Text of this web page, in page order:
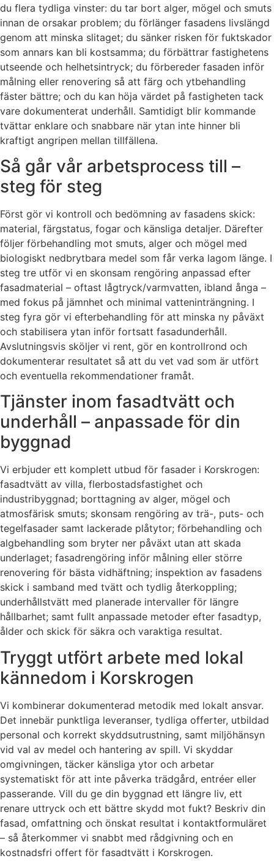
du flera tydliga vinster: du tar bort alger, mögel och smuts
innan de orsakar problem; du förlänger fasadens livslängd
genom att minska slitaget; du sänker risken för fuktskador
som annars kan bli kostsamma; du förbättrar fastighetens
utseende och helhetsintryck; du förbereder fasaden inför
målning eller renovering så att färg och ytbehandling
fäster bättre; och du kan höja värdet på fastigheten tack
vare dokumenterat underhåll. Samtidigt blir kommande
tvättar enklare och snabbare när ytan inte hinner bli
kraftigt angripen mellan tillfällena.
Så går vår arbetsprocess till –
steg för steg
Först gör vi kontroll och bedömning av fasadens skick:
material, färgstatus, fogar och känsliga detaljer. Därefter
följer förbehandling mot smuts, alger och mögel med
biologiskt nedbrytbara medel som får verka lagom länge. I
steg tre utför vi en skonsam rengöring anpassad efter
fasadmaterial – oftast lågtryck/varmvatten, ibland ånga –
med fokus på jämnhet och minimal vatteninträngning. I
steg fyra gör vi efterbehandling för att minska ny påväxt
och stabilisera ytan inför fortsatt fasadunderhåll.
Avslutningsvis sköljer vi rent, gör en kontrollrond och
dokumenterar resultatet så att du vet vad som är utfört
och eventuella rekommendationer framåt.
Tjänster inom fasadtvätt och
underhåll – anpassade för din
byggnad
Vi erbjuder ett komplett utbud för fasader i Korskrogen:
fasadtvätt av villa, flerbostadsfastighet och
industribyggnad; borttagning av alger, mögel och
atmosfärisk smuts; skonsam rengöring av trä-, puts- och
tegelfasader samt lackerade plåtytor; förbehandling och
algbehandling som bryter ner påväxt utan att skada
underlaget; fasadrengöring inför målning eller större
renovering för bästa vidhäftning; inspektion av fasadens
skick i samband med tvätt och tydlig återkoppling;
underhållstvätt med planerade intervaller för längre
hållbarhet; samt fullt anpassade metoder efter fasadtyp,
ålder och skick för säkra och varaktiga resultat.
Tryggt utfört arbete med lokal
kännedom i Korskrogen
Vi kombinerar dokumenterad metodik med lokalt ansvar.
Det innebär punktliga leveranser, tydliga offerter, utbildad
personal och korrekt skyddsutrustning, samt miljöhänsyn
vid val av medel och hantering av spill. Vi skyddar
omgivningen, täcker känsliga ytor och arbetar
systematiskt för att inte påverka trädgård, entréer eller
passerande. Vill du ge din byggnad ett längre liv, ett
renare uttryck och ett bättre skydd mot fukt? Beskriv din
fasad, omfattning och önskat resultat i kontaktformuläret
– så återkommer vi snabbt med rådgivning och en
kostnadsfri offert för fasadtvätt i Korskrogen.